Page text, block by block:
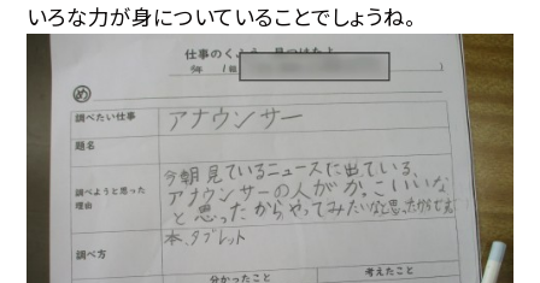
いろな力が身についていることでしょうね。